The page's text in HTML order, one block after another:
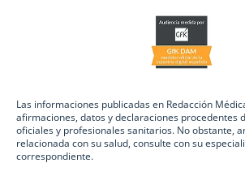
Las informaciones publicadas en Redacción
afirmaciones, datos y declaraciones procedentes
oficiales y profesionales sanitarios. No obstante,
relacionada con su salud, consulte con su
correspondiente.